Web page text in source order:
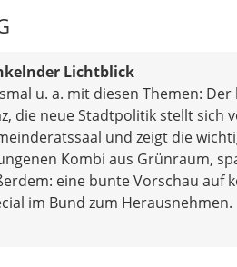
Lichtblick
u. a. mit diesen Themen:
die neue Stadtpolitik stellt sich
und zeigt die
Kombi aus Grünraum,
eine bunte Vorschau auf
im Bund zum Herausnehmen.